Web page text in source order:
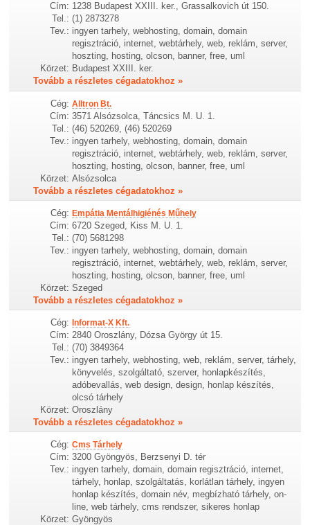
Cím: 1238 Budapest XXIII. ker., Grassalkovich út 150.
Tel.: (1) 2873278
Tev.: ingyen tarhely, webhosting, domain, domain
regisztráció, internet, webtárhely, web, reklám, server,
hoszting, hosting, olcson, banner, free, uml
Körzet: Budapest XXIII. ker.
Tovább a részletes cégadatokhoz »
Cég: Alltron Bt.
Cím: 3571 Alsózsolca, Táncsics M. U. 1.
Tel.: (46) 520269, (46) 520269
Tev.: ingyen tarhely, webhosting, domain, domain
regisztráció, internet, webtárhely, web, reklám, server,
hoszting, hosting, olcson, banner, free, uml
Körzet: Alsózsolca
Tovább a részletes cégadatokhoz »
Cég: Empátia Mentálhigiénés Műhely
Cím: 6720 Szeged, Kiss M. U. 1.
Tel.: (70) 5681298
Tev.: ingyen tarhely, webhosting, domain, domain
regisztráció, internet, webtárhely, web, reklám, server,
hoszting, hosting, olcson, banner, free, uml
Körzet: Szeged
Tovább a részletes cégadatokhoz »
Cég: Informat-X Kft.
Cím: 2840 Oroszlány, Dózsa György út 15.
Tel.: (70) 3849364
Tev.: ingyen tarhely, webhosting, web, reklám, server, tárhely,
könyvelés, szolgáltató, szerver, honlapkészítés,
adóbevallás, web design, design, honlap készítés,
olcsó tárhely
Körzet: Oroszlány
Tovább a részletes cégadatokhoz »
Cég: Cms Tárhely
Cím: 3200 Gyöngyös, Berzsenyi D. tér
Tev.: ingyen tarhely, domain, domain regisztráció, internet,
tárhely, honlap, szolgáltatás, korlátlan tárhely, ingyen
honlap készítés, domain név, megbízható tárhely, on-
line, web tárhely, cms rendszer, sikeres honlap
Körzet: Gyöngyös